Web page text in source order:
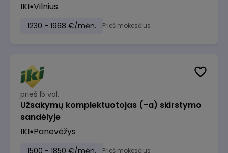
IKI Vilnius
1230 - 1968 €/mėn. Prieš mokesčius
prieš 15 val.
Užsakymų komplektuotojas (-a) skirstymo
sandėlyje
IKI Panevėžys
1500 - 1850 €/mėn. Prieš mokesčius